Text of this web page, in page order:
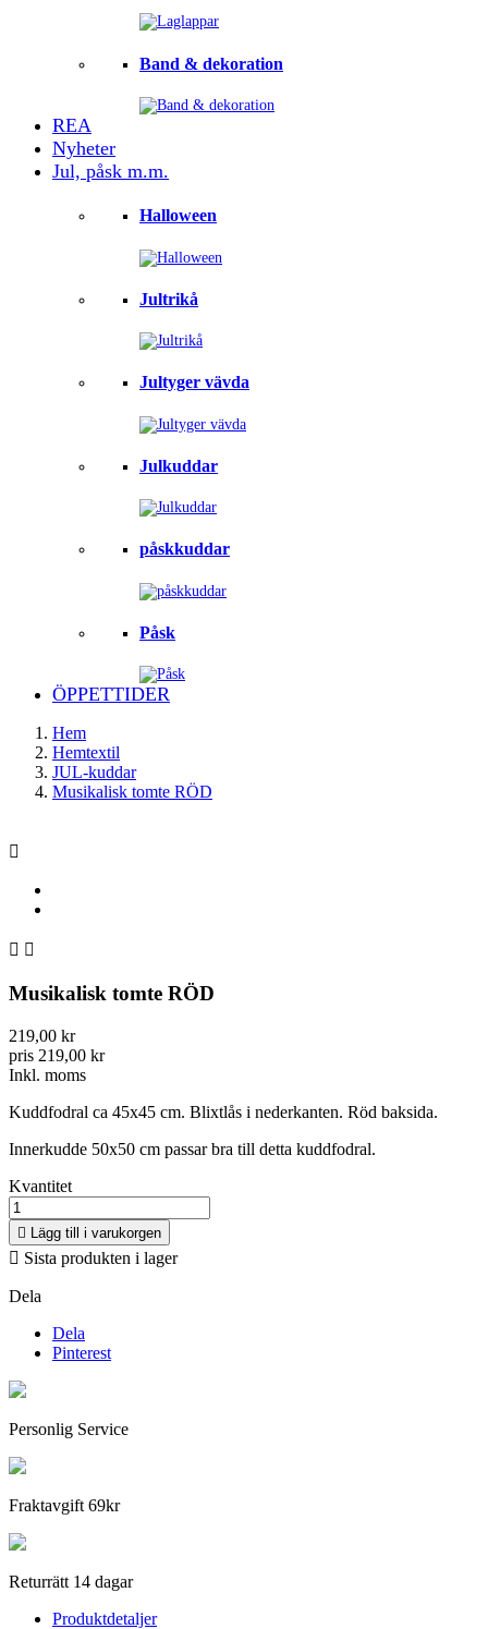
Band & dekoration
REA
Nyheter
Jul, påsk m.m.
Halloween
Jultrikå
Jultyger vävda
Julkuddar
påskkuddar
Påsk
ÖPPETTIDER
Hem
Hemtextil
JUL-kuddar
Musikalisk tomte RÖD

 
Musikalisk tomte RÖD
219,00 kr
pris 219,00 kr
Inkl. moms
Kuddfodral ca 45x45 cm. Blixtlås i nederkanten. Röd baksida.
Innerkudde 50x50 cm passar bra till detta kuddfodral.
Kvantitet
 Lägg till i varukorgen
 Sista produkten i lager
Dela
Dela
Pinterest
Personlig Service
Fraktavgift 69kr
Returrätt 14 dagar
Produktdetaljer